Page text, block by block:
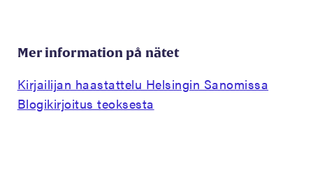
Mer information på nätet
Kirjailijan haastattelu Helsingin Sanomissa
Blogikirjoitus teoksesta